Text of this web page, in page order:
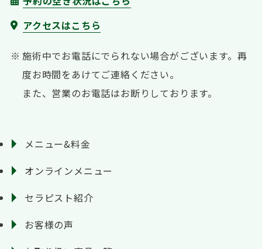
アクセスはこちら
施術中でお電話にでられない場合がございます。 再
度お時間をあけてご連絡ください。
また、営業のお電話はお断りしております。
メニュー&料金
オンラインメニュー
セラピスト紹介
お客様の声